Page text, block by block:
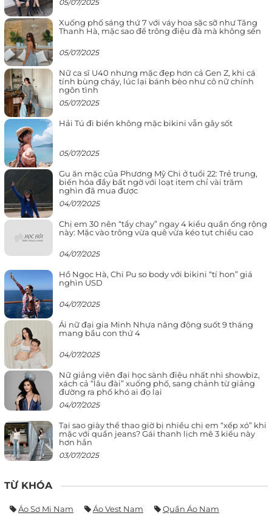
05/07/2025
Xuống phố sáng thứ 7 với váy hoa sặc sỡ như Tăng
Thanh Hà, mặc sao để trông điệu đà mà không sến
05/07/2025
Nữ ca sĩ U40 nhưng mặc đẹp hơn cả Gen Z, khi cá
tính bùng cháy, lúc lại bánh bèo như cô nữ chính
ngôn tình
05/07/2025
Hải Tú đi biển không mặc bikini vẫn gây sốt
05/07/2025
Gu ăn mặc của Phương Mỹ Chi ở tuổi 22: Trẻ trung,
biến hóa đầy bất ngờ với loạt item chỉ vài trăm
nghìn đã mua được
04/07/2025
Chị em 30 nên “tẩy chay” ngay 4 kiểu quần ống rộng
này: Mặc vào trông vừa quê vừa kéo tụt chiều cao
04/07/2025
Hồ Ngọc Hà, Chi Pu so body với bikini “tí hon” giá
nghìn USD
04/07/2025
Ái nữ đại gia Minh Nhựa năng động suốt 9 tháng
mang bầu con thứ 4
04/07/2025
Nữ giảng viên đại học sành điệu nhất nhì showbiz,
xách cả “lâu đài” xuống phố, sang chảnh từ giảng
đường ra phố khó ai đọ lại
04/07/2025
Tại sao giày thể thao giờ bị nhiều chị em “xếp xó” khi
mặc với quần jeans? Gái thanh lịch mê 3 kiểu này
hơn hẳn
03/07/2025
TỪ KHÓA
Áo Sơ Mi Nam Áo Vest Nam Quần Áo Nam